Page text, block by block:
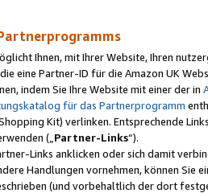
Ihnen, mit Ihrer Website, Ihren
eine Partner-ID für die Amazon UK
indem Sie Ihre Website mit einer der in
für das Partnerprogramm
Kit) verlinken. Entsprechende
(„ Partner-Links“).
Links anklicken oder sich damit
Handlungen vornehmen, können Sie
(und vorbehaltlich der dort